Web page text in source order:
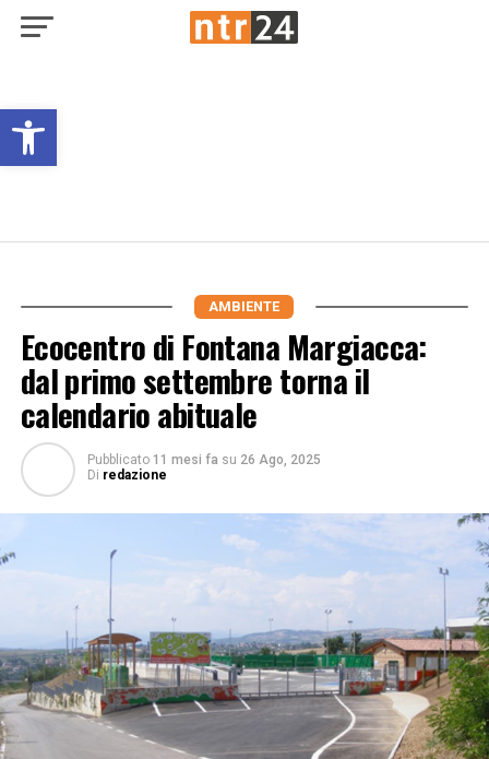
Open toolbar
AMBIENTE
Ecocentro di Fontana Margiacca:
dal primo settembre torna il
calendario abituale
Pubblicato 11 mesi fa su 26 Ago, 2025
Di redazione